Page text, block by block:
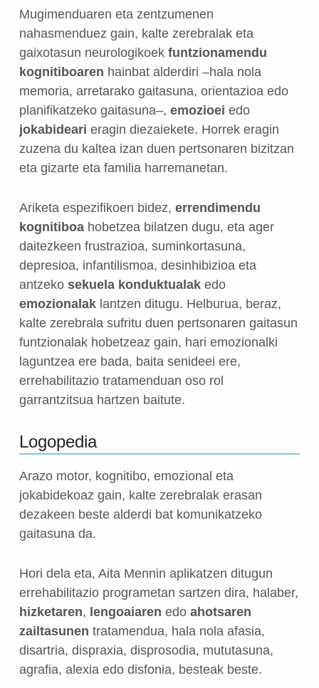
Mugimenduaren eta zentzumenen
nahasmenduez gain, kalte zerebralak eta
gaixotasun neurologikoek funtzionamendu
kognitiboaren hainbat alderdiri –hala nola
memoria, arretarako gaitasuna, orientazioa edo
planifikatzeko gaitasuna–, emozioei edo
jokabideari eragin diezaiekete. Horrek eragin
zuzena du kaltea izan duen pertsonaren bizitzan
eta gizarte eta familia harremanetan.
Ariketa espezifikoen bidez, errendimendu
kognitiboahobetzea bilatzen dugu, eta ager
daitezkeen frustrazioa, suminkortasuna,
depresioa, infantilismoa, desinhibizioa eta
antzeko sekuela konduktualakedo
emozionalaklantzen ditugu. Helburua, beraz,
kalte zerebrala sufritu duen pertsonaren gaitasun
funtzionalak hobetzeaz gain, hari emozionalki
laguntzea ere bada, baita senideei ere,
errehabilitazio tratamenduan oso rol
garrantzitsua hartzen baitute.
Logopedia
Arazo motor, kognitibo, emozional eta
jokabidekoaz gain, kalte zerebralak erasan
dezakeen beste alderdi bat komunikatzeko
gaitasuna da.
Hori dela eta, Aita Mennin aplikatzen ditugun
errehabilitazio programetan sartzen dira, halaber,
hizketaren, lengoaiaren edo ahotsaren
zailtasunen tratamendua, hala nola afasia,
disartria, dispraxia, disprosodia, mututasuna,
agrafia, alexia edo disfonia, besteak beste.